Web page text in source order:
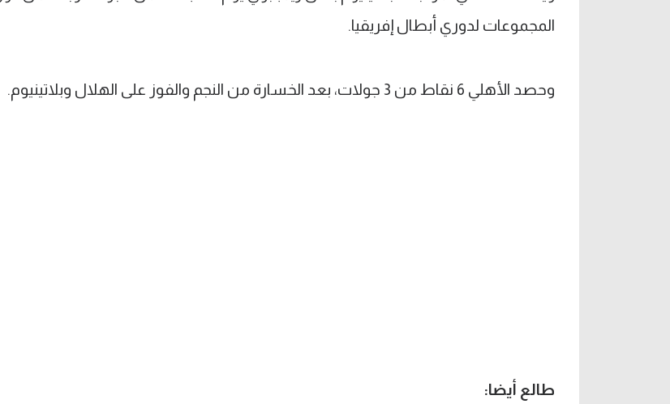
المجموعات لدوري أبطال إفريقيا.
وحصد الأهلي 6 نقاط من 3 جولات، بعد الخسارة من النجم والفوز على الهلال وبلاتينيوم.
طالع أيضا: